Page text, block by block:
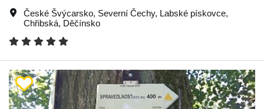
České Švýcarsko, Severní Čechy, Labské pískovce,
Chřibská, Děčínsko